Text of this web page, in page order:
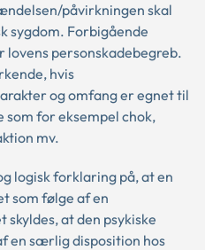
påvirkningen skal
sygdom. Forbigående
lovens personskadebegreb.
hvis
og omfang er egnet til
som for eksempel chok,
mv.
logisk forklaring på, at en
som følge af en
at den psykiske
en særlig disposition hos